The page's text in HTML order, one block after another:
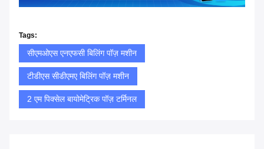
Tags:
सीएमओएस एनएफसी बिलिंग पॉज़ मशीन
टीडीएस सीडीएमए बिलिंग पॉज़ मशीन
2 एम पिक्सेल बायोमेट्रिक पॉज़ टर्मिनल